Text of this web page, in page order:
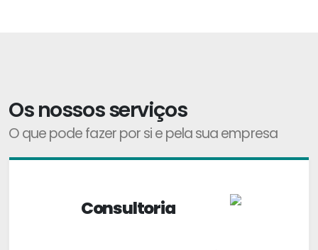
Os nossos serviços
O que pode fazer por si e pela sua empresa
Consultoria